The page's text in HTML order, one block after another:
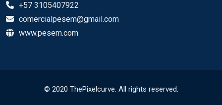
+57 3105407922
comercialpesem@gmail.com
www.pesem.com
© 2020 ThePixelcurve. All rights reserved.